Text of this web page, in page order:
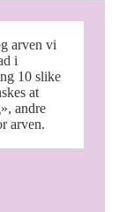
arven vi
i
10 slike
at
andre
arven.